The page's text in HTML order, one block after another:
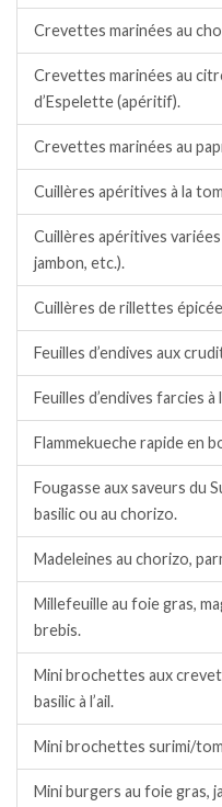
Crevettes marinées au
Crevettes marinées au
d’Espelette (apéritif).
Crevettes marinées au
Cuillères apéritives à la
Cuillères apéritives
jambon, etc.).
Cuillères de rillettes
Feuilles d’endives aux
Feuilles d’endives farcies
Flammekueche rapide en
Fougasse aux saveurs du
basilic ou au chorizo.
Madeleines au chorizo,
Millefeuille au foie gras,
brebis.
Mini brochettes aux
basilic à l’ail.
Mini brochettes surimi/
Mini burgers au foie gras,